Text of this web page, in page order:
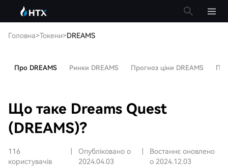
Головна>Токени>DREAMS
Про DREAMS Ринки DREAMS Прогноз ціни DREAMS
Що таке Dreams Quest
(DREAMS)?
116
користувачів
Опубліковано о
2024.04.03
Востаннє оновлено
о 2024.12.03